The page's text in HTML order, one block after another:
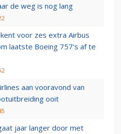
de weg is nog lang
voor zes extra Airbus
laatste Boeing 757's af te
aan vooravond van
ooit
jaar langer door met